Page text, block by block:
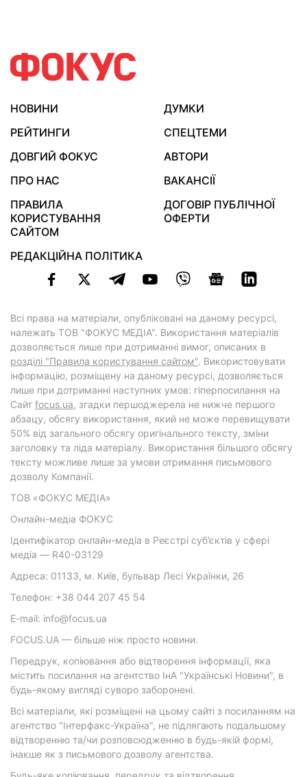
НОВИНИ
ДУМКИ
РЕЙТИНГИ
СПЕЦТЕМИ
ДОВГИЙ ФОКУС
АВТОРИ
ПРО НАС
ВАКАНСІЇ
ПРАВИЛА
КОРИСТУВАННЯ
САЙТОМ
ДОГОВІР ПУБЛІЧНОЇ
ОФЕРТИ
РЕДАКЦІЙНА ПОЛІТИКА
Всі права на матеріали, опубліковані на даному ресурсі,
належать ТОВ "ФОКУС МЕДІА". Використання матеріалів
дозволяється лише при дотриманні вимог, описаних в
розділі "Правила користування сайтом". Використовувати
інформацію, розміщену на даному ресурсі, дозволяється
лише при дотриманні наступних умов: гіперпосилання на
Cайт focus.ua, згадки першоджерела не нижче першого
абзацу, обсягу використання, який не може перевищувати
50% від загального обсягу оригінального тексту, зміни
заголовку та ліда матеріалу. Використання більшого обсягу
тексту можливе лише за умови отримання письмового
дозволу Компанії.
ТОВ «ФОКУС МЕДІА»
Онлайн-медіа ФОКУС
Ідентифікатор онлайн-медіа в Реєстрі суб’єктів у сфері
медіа — R40-03129
Адреса: 01133, м. Київ, бульвар Лесі Українки, 26
Телефон: +38 044 207 45 54
E-mail: info@focus.ua
FOCUS.UA — більше ніж просто новини.
Передрук, копіювання або відтворення інформації, яка
містить посилання на агентство ІнА "Українські Новини", в
будь-якому вигляді суворо заборонені.
Всі матеріали, які розміщені на цьому сайті з посиланням на
агентство "Інтерфакс-Україна", не підлягають подальшому
відтворенню та/чи розповсюдженню в будь-якій формі,
інакше як з письмового дозволу агентства.